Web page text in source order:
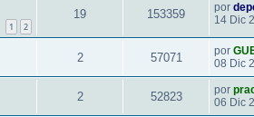
1 2
19 153359 por
14 Dic
2 57071 por
08 Dic
2 52823 por
06 Dic